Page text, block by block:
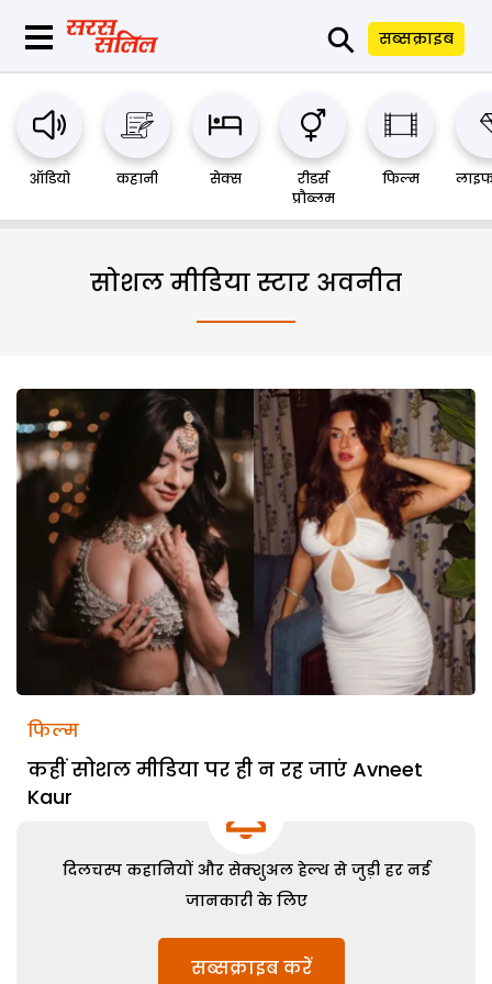
⚲ सब्सक्राइब
ऑडियो कहानी सेक्स
रीडर्स
प्रौब्लम
फिल्म
सोशल मीडिया स्टार अवनीत
फिल्म
कहीं सोशल मीडिया पर ही न रह जाएं Avneet
Kaur
दिलचस्प कहानियों और सेक्शुअल हेल्थ से जुड़ी हर नई
जानकारी के लिए
सब्सक्राइब करें